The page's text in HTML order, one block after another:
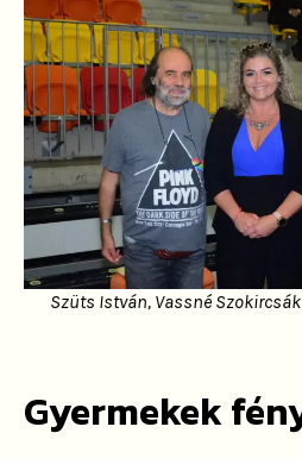
Szüts István, Vassné
Gyermekek